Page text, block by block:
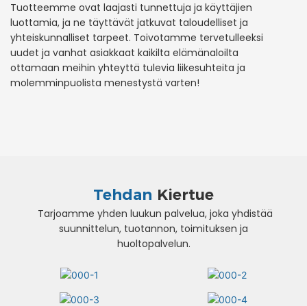
Tuotteemme ovat laajasti tunnettuja ja käyttäjien
luottamia, ja ne täyttävät jatkuvat taloudelliset ja
yhteiskunnalliset tarpeet. Toivotamme tervetulleeksi
uudet ja vanhat asiakkaat kaikilta elämänaloilta
ottamaan meihin yhteyttä tulevia liikesuhteita ja
molemminpuolista menestystä varten!
Tehdan Kiertue
Tarjoamme yhden luukun palvelua, joka yhdistää
suunnittelun, tuotannon, toimituksen ja
huoltopalvelun.